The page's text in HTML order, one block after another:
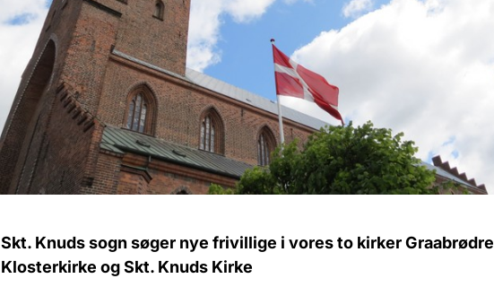
Skt. Knuds sogn søger nye frivillige i vores to kirker Graabrødre
Klosterkirke og Skt. Knuds Kirke